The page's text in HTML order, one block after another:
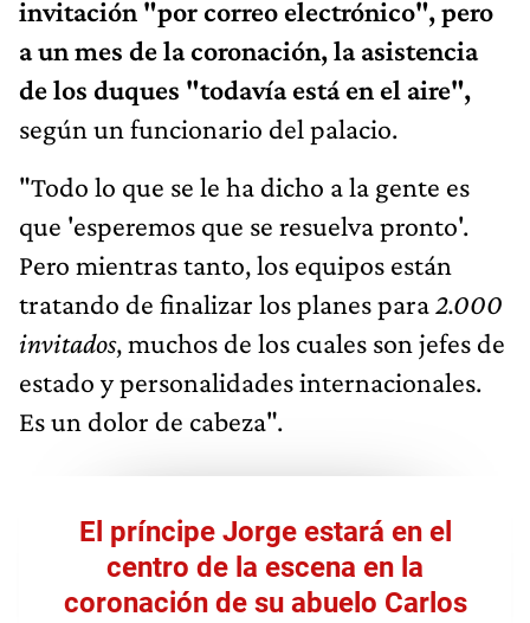
invitación "por correo electrónico", pero
a un mes de la coronación, la asistencia
de los duques "todavía está en el aire",
según un funcionario del palacio.
"Todo lo que se le ha dicho a la gente es
que 'esperemos que se resuelva pronto'.
Pero mientras tanto, los equipos están
tratando de finalizar los planes para2.000
invitados, muchos de los cuales son jefes de
estado y personalidades internacionales.
Es un dolor de cabeza".
El príncipe Jorge estará en el
centro de la escena en la
coronación de su abuelo Carlos